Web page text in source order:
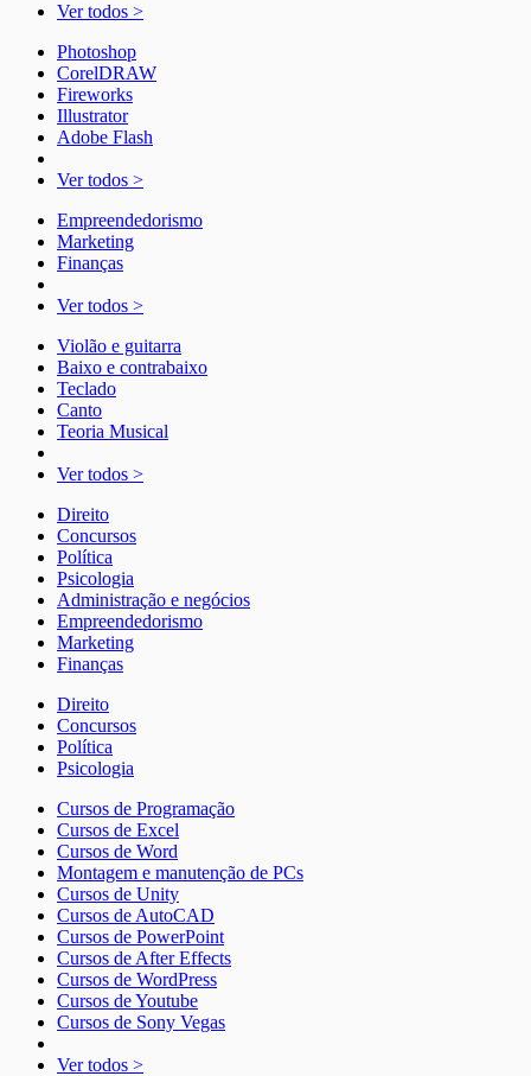
Ver todos >
Photoshop
CorelDRAW
Fireworks
Illustrator
Adobe Flash
Ver todos >
Empreendedorismo
Marketing
Finanças
Ver todos >
Violão e guitarra
Baixo e contrabaixo
Teclado
Canto
Teoria Musical
Ver todos >
Direito
Concursos
Política
Psicologia
Administração e negócios
Empreendedorismo
Marketing
Finanças
Direito
Concursos
Política
Psicologia
Cursos de Programação
Cursos de Excel
Cursos de Word
Montagem e manutenção de PCs
Cursos de Unity
Cursos de AutoCAD
Cursos de PowerPoint
Cursos de After Effects
Cursos de WordPress
Cursos de Youtube
Cursos de Sony Vegas
Ver todos >